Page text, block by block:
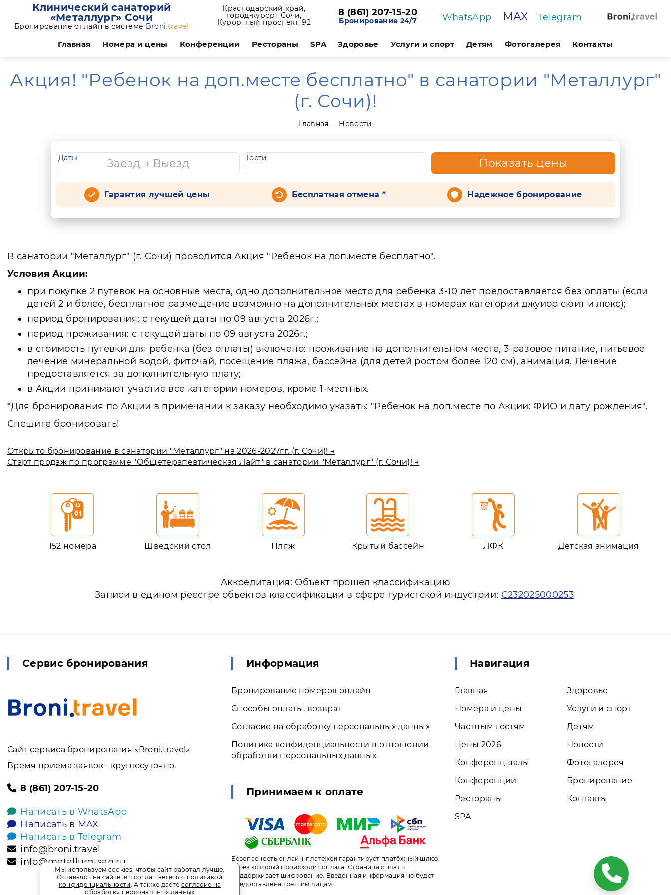
Клинический санаторий
«Металлург» Сочи
Бронирование онлайн в системе Broni.travel
Краснодарский край,
город-курорт Сочи,
Курортный проспект, 92
8 (861) 207-15-20
Бронирование 24/7 WhatsApp MAX Telegram
Главная Номера и цены Конференции Рестораны SPA Здоровье Услуги и спорт Детям Фотогалерея Контакты
Акция! "Ребенок на доп.месте бесплатно" в санатории "Металлург"
(г. Сочи)!
Главная Новости
Даты Гости Показать цены
Гарантия лучшей цены Бесплатная отмена * Надежное бронирование
В санатории "Металлург" (г. Сочи) проводится Акция "Ребенок на доп.месте бесплатно".
Условия Акции:
при покупке 2 путевок на основные места, одно дополнительное место для ребенка 3-10 лет предоставляется без оплаты (если
детей 2 и более, бесплатное размещение возможно на дополнительных местах в номерах категории джуиор сюит и люкс);
период бронирования: с текущей даты по 09 августа 2026г.;
период проживания: с текущей даты по 09 августа 2026г.;
в стоимость путевки для ребенка (без оплаты) включено: проживание на дополнительном месте, 3-разовое питание, питьевое
лечение минеральной водой, фиточай, посещение пляжа, бассейна (для детей ростом более 120 см), анимация. Лечение
предоставляется за дополнительную плату;
в Акции принимают участие все категории номеров, кроме 1-местных.
*Для бронирования по Акции в примечании к заказу необходимо указать: "Ребенок на доп.месте по Акции: ФИО и дату рождения".
Спешите бронировать!
Открыто бронирование в санатории "Металлург" на 2026-2027гг. (г. Сочи)! →
Старт продаж по программе "Общетерапевтическая Лайт" в санатории "Металлург" (г. Сочи)! →
152 номера Шведский стол Пляж Крытый бассейн ЛФК Детская анимация
Аккредитация: Объект прошёл классификацию
Записи в едином реестре объектов классификации в сфере туристской индустрии: С232025000253
Сервис бронирования
Сайт сервиса бронирования «Broni.travel»
Время приема заявок - круглосуточно.
8 (861) 207-15-20
Написать в WhatsApp
Написать в MAX
Написать в Telegram
info@broni.travel
info@metallurg-san.ru
Информация
Бронирование номеров онлайн
Способы оплаты, возврат
Согласие на обработку персональных данных
Политика конфиденциальности в отношении
обработки персональных данных
Принимаем к оплате
Безопасность онлайн-платежей гарантирует платёжный шлюз,
через который происходит оплата. Страница оплаты
поддерживает шифрование. Введенная информация не будет
предоставлена третьим лицам.
Навигация
Главная
Номера и цены
Частным гостям
Цены 2026
Конференц-залы
Конференции
Рестораны
SPA
Здоровье
Услуги и спорт
Детям
Новости
Фотогалерея
Бронирование
Контакты
Мы используем cookies, чтобы сайт работал лучше.
Оставаясь на сайте, вы соглашаетесь с политикой
конфиденциальности. А также даёте согласие на
обработку персональных данных